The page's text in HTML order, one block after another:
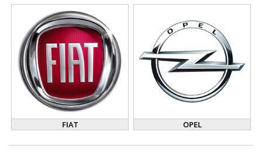
FIAT OPEL